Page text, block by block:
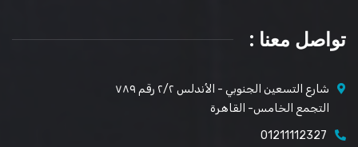
تواصل معنا :
شارع التسعين الجنوبي - الأندلس ٢/٢ رقم ٧٨٩
التجمع الخامس- القاهرة
01211112327